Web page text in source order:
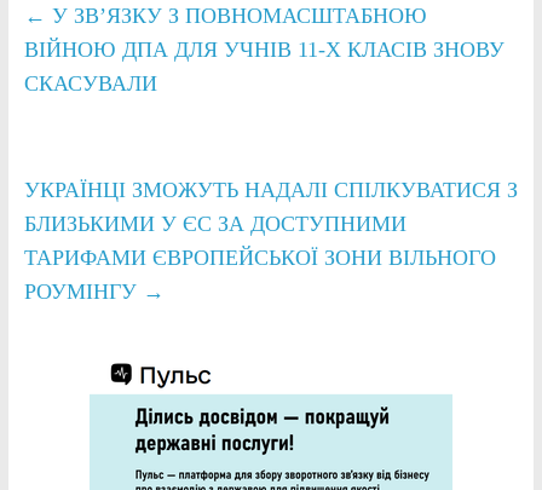
← У ЗВ’ЯЗКУ З ПОВНОМАСШТАБНОЮ
ВІЙНОЮ ДПА ДЛЯ УЧНІВ 11-Х КЛАСІВ ЗНОВУ
СКАСУВАЛИ
УКРАЇНЦІ ЗМОЖУТЬ НАДАЛІ СПІЛКУВАТИСЯ З
БЛИЗЬКИМИ У ЄС ЗА ДОСТУПНИМИ
ТАРИФАМИ ЄВРОПЕЙСЬКОЇ ЗОНИ ВІЛЬНОГО
РОУМІНГУ →